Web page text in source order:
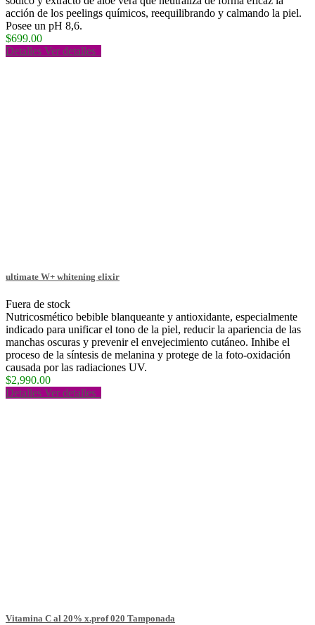
acción de los peelings químicos, reequilibrando y calmando la piel.
Posee un pH 8,6.
$699.00
Detalles Ver detalles
ultimate W+ whitening elixir
Fuera de stock
Nutricosmético bebible blanqueante y antioxidante, especialmente
indicado para unificar el tono de la piel, reducir la apariencia de las
manchas oscuras y prevenir el envejecimiento cutáneo. Inhibe el
proceso de la síntesis de melanina y protege de la foto-oxidación
causada por las radiaciones UV.
$2,990.00
Detalles Ver detalles
Vitamina C al 20% x.prof 020 Tamponada